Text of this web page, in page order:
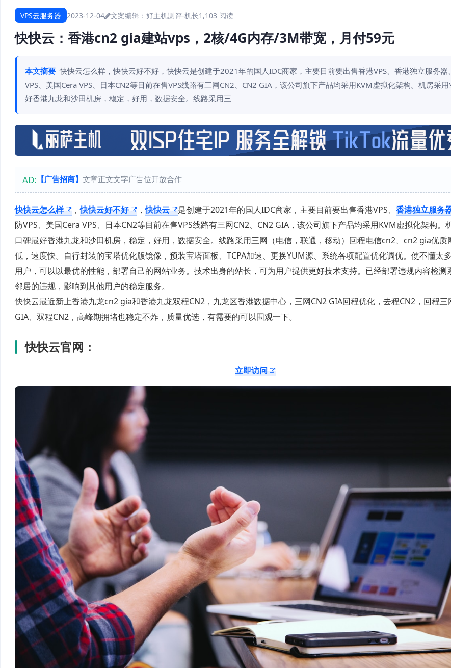
VPS云服务器 2023-12-04 文案编辑：好主机测评-机长1,103 阅读
快快云：香港cn2 gia建站vps，2核/4G内存/3M带宽，月付59元
本文摘要 快快云怎么样，快快云好不好，快快云是创建于2021年的国人IDC商家，主要目前要出售香港VPS、香港独立服务器
VPS、美国Cera VPS、日本CN2等目前在售VPS线路有三网CN2、CN2 GIA，该公司旗下产品均采用KVM虚拟化架构。机房采
好香港九龙和沙田机房，稳定，好用，数据安全。线路采用三
AD: 【广告招商】 文章正文文字广告位开放合作
快快云怎么样 ，快快云好不好 ，快快云 是创建于2021年的国人IDC商家，主要目前要出售香港VPS、 香港独立服务
防VPS、美国Cera VPS、日本CN2等目前在售VPS线路有三网CN2、 CN2 GIA ，该公司旗下产品均采用KVM虚拟化架构。
口碑最好香港九龙和沙田机房，稳定，好用，数据安全。线路采用三网（电信，联通，移动）回程电信cn2、 cn2 gia优质
低，速度快。自行封装的宝塔优化版镜像，预装宝塔面板、 TCPA加速、更换YUM源、系统各项配置优化调优。使不懂太
用户，可以以最优的性能，部署自己的网站业务。技术出身的站长，可为用户提供更好技术支持。已经部署违规内容检测
邻居的违规，影响到其他用户的稳定服务。
快快云最近新上香港九龙cn2 gia和香港九龙双程CN2 ，九龙区香港数据中心，三网CN2 GIA回程优化，去程CN2 ，回程
GIA、双程CN2 ，高峰期拥堵也稳定不炸，质量优选，有需要的可以围观一下。
快快云官网：
立即访问